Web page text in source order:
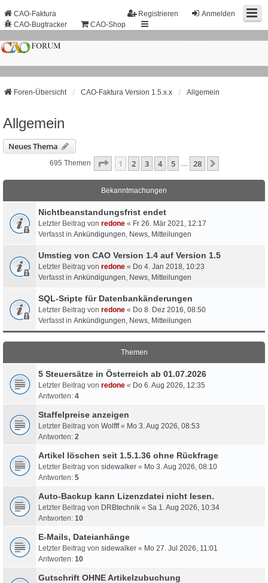
Anmelden
Registrieren
CAO-Faktura
CAO-Bugtracker
CAO-Shop
Foren-Übersicht CAO-Faktura Version 1.5.x.x Allgemein
Allgemein
Neues Thema
695 Themen Seite 1Von 28
1 2 3 4 5 28
Bekanntmachungen
Nichtbeanstandungs­frist endet
Letzter Beitrag von redone « Fr 26. Mär 2021, 12:17
Verfasst in Ankündigungen, News, Mitteilungen
Umstieg von CAO Version 1.4 auf Version 1.5
Letzter Beitrag von redone « Do 4. Jan 2018, 10:23
Verfasst in Ankündigungen, News, Mitteilungen
SQL-Sripte für Datenbankänderungen
Letzter Beitrag von redone « Do 8. Dez 2016, 08:50
Verfasst in Ankündigungen, News, Mitteilungen
Themen
5 Steuersätze in Österreich ab 01.07.2026
Letzter Beitrag von redone « Do 6. Aug 2026, 12:35
Antworten: 4
Staffelpreise anzeigen
Letzter Beitrag von Wolfff« Mo 3. Aug 2026, 08:53
Antworten: 2
Artikel löschen seit 1.5.1.36 ohne Rückfrage
Letzter Beitrag von sidewalker « Mo 3. Aug 2026, 08:10
Antworten: 5
Auto-Backup kann Lizenzdatei nicht lesen.
Letzter Beitrag von DRBtechnik « Sa 1. Aug 2026, 10:34
Antworten: 10
E-Mails, Dateianhänge
Letzter Beitrag von sidewalker « Mo 27. Jul 2026, 11:01
Antworten: 10
Gutschrift OHNE Artikelzubuchung